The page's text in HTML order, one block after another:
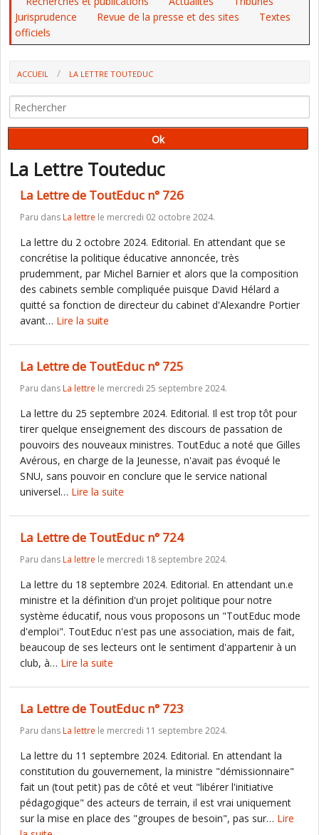
Jurisprudence
Revue de la presse et des sites
Textes
officiels
ACCUEIL LA LETTRE TOUTEDUC
La Lettre Touteduc
La Lettre de ToutEduc n° 726
Paru dansLa lettre le mercredi 02 octobre 2024.
La lettre du 2 octobre 2024. Editorial. En attendant que se
concrétise la politique éducative annoncée, très
prudemment, par Michel Barnier et alors que la composition
des cabinets semble compliquée puisque David Hélard a
quitté sa fonction de directeur du cabinet d'Alexandre Portier
avant… Lire la suite
La Lettre de ToutEduc n° 725
Paru dansLa lettre le mercredi 25 septembre 2024.
La lettre du 25 septembre 2024. Editorial. Il est trop tôt pour
tirer quelque enseignement des discours de passation de
pouvoirs des nouveaux ministres. ToutEduc a noté que Gilles
Avérous, en charge de la Jeunesse, n'avait pas évoqué le
SNU, sans pouvoir en conclure que le service national
universel… Lire la suite
La Lettre de ToutEduc n° 724
Paru dansLa lettre le mercredi 18 septembre 2024.
La lettre du 18 septembre 2024. Editorial. En attendant un.e
ministre et la définition d'un projet politique pour notre
système éducatif, nous vous proposons un "ToutEduc mode
d'emploi". ToutEduc n'est pas une association, mais de fait,
beaucoup de ses lecteurs ont le sentiment d'appartenir à un
club, à… Lire la suite
La Lettre de ToutEduc n° 723
Paru dansLa lettre le mercredi 11 septembre 2024.
La lettre du 11 septembre 2024. Editorial. En attendant la
constitution du gouvernement, la ministre "démissionnaire"
fait un (tout petit) pas de côté et veut "libérer l'initiative
pédagogique" des acteurs de terrain, il est vrai uniquement
sur la mise en place des "groupes de besoin", pas sur… Lire